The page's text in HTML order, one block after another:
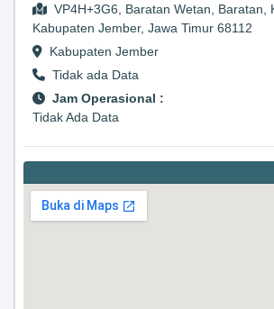
VP4H+3G6, Baratan Wetan, Baratan,
Kabupaten Jember, Jawa Timur 68112
Kabupaten Jember
Tidak ada Data
Jam Operasional :
Tidak Ada Data